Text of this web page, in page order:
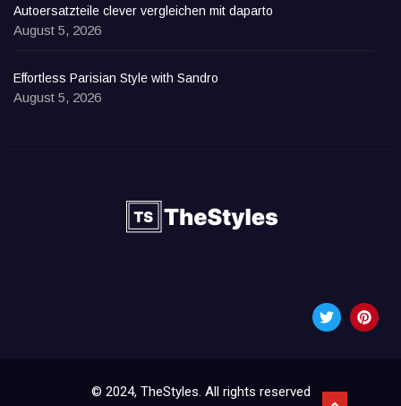
Autoersatzteile clever vergleichen mit daparto
August 5, 2026
Effortless Parisian Style with Sandro
August 5, 2026
© 2024, TheStyles. All rights reserved